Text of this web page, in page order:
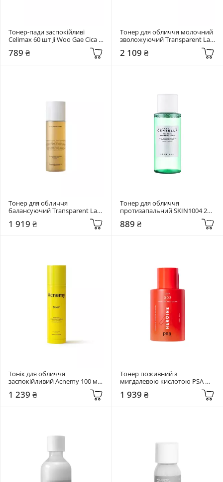
Тонер-пади заспокійливі
Celimax 60 шт Ji Woo Gae Cica
789 ₴
Тонер для обличчя молочний
зволожуючий Transparent Lab
130 мл C4 Hydrating Milk Toner
2 109 ₴
Тонер для обличчя
балансуючий Transparent Lab
1 919 ₴
Тонер для обличчя
протизапальний SKIN1004 210
мл Madagascar Centella Tea-
Trica Purifying Toner
889 ₴
Тонік для обличчя
заспокійливий Acnemy 100 мл
1 239 ₴
Тонер поживний з
мигдалевою кислотою PSA
Licorice Superfood Glow Toner
1 939 ₴